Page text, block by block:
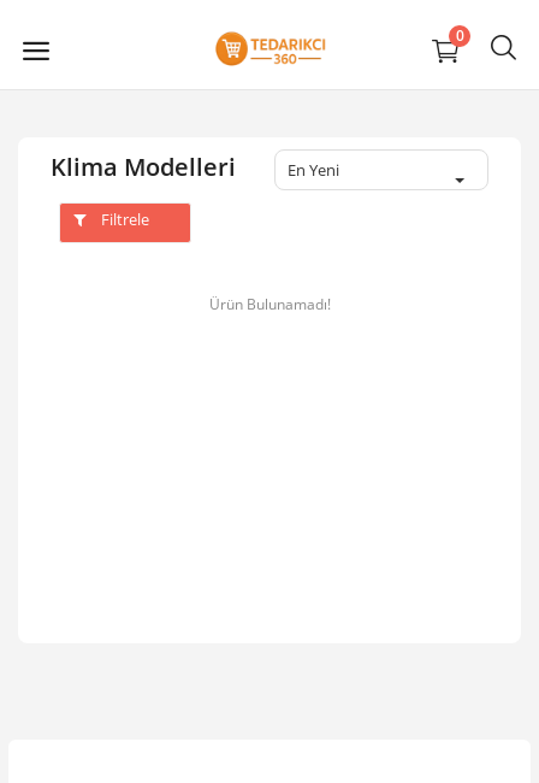
0
Klima Modelleri En Yeni
Filtrele
Ürün Bulunamadı!